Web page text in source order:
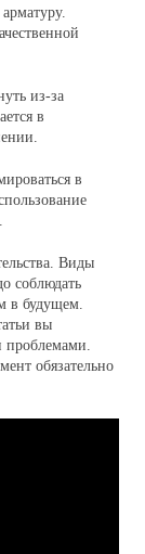
из-за
в
в
Виды
соблюдать
в будущем.
вы
обязательно